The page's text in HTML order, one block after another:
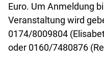
Euro. Um Anmeldung
Veranstaltung wird
0174/8009804
oder 0160/7480876